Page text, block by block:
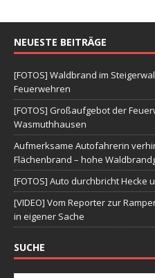
NEUESTE BEITRÄGE
[FOTOS] Waldbrand im
Feuerwehren
[FOTOS] Großaufgebot der
Wasmuthhausen
Aufmerksame Autofahrerin
Flächenbrand – hohe
[FOTOS] Auto durchbricht
[VIDEO] Vom Reporter zur
in eigener Sache
SUCHE